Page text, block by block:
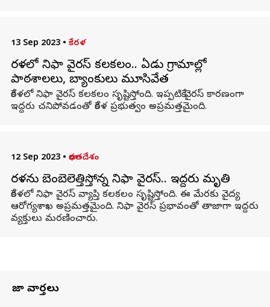
13 Sep 2023 • కేరళ
కేరళలో నిఫా వైరస్ కలకలం.. ఏడు గ్రామాల్లో
పాఠశాలలు, బ్యాంకులు మూసివేత
కేరళలో నిఫా వైరస్ కలకలం సృష్టిస్తోంది. ఇప్పటికే వైరస్ కారణంగా
ఇద్దరు చనిపోవడంతో కేరళ ప్రభుత్వం అప్రమత్తమైంది.
12 Sep 2023 • భారతదేశం
కేరళను బెంబెలెత్తిస్తోన్న నిఫా వైరస్.. ఇద్దరు మృతి
కేరళలో నిఫా వైరస్ వ్యాప్తి కలకలం సృష్టిస్తోంది. ఈ మేరకు వైద్య
ఆరోగ్యశాఖ అప్రమత్తమైంది. నిఫా వైరస్ ప్రభావంతో తాజాగా ఇద్దరు
వ్యక్తులు మరణించారు.
తాజా వార్తలు